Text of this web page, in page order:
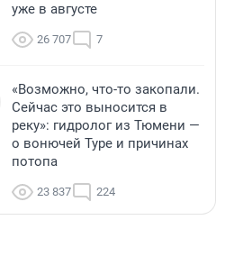
уже в августе
26 707 7
«Возможно, что-то закопали.
Сейчас это выносится в
реку»: гидролог из Тюмени —
о вонючей Туре и причинах
потопа
23 837 224